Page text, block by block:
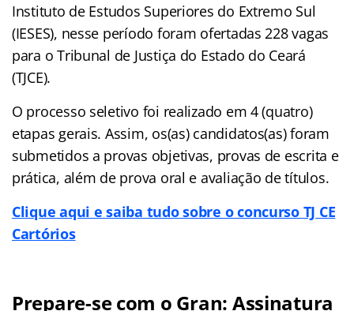
Instituto de Estudos Superiores do Extremo Sul
(IESES), nesse período foram ofertadas 228 vagas
para o Tribunal de Justiça do Estado do Ceará
(TJCE).
O processo seletivo foi realizado em 4 (quatro)
etapas gerais. Assim, os(as) candidatos(as) foram
submetidos a provas objetivas, provas de escrita e
prática, além de prova oral e avaliação de títulos.
Clique aqui e saiba tudo sobre o concurso TJ CE
Cartórios
Prepare-se com o Gran: Assinatura